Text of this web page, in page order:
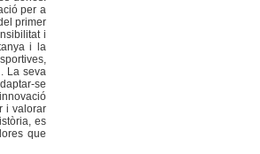
per a
primer
i
i la
La seva
se
i valorar
es
que